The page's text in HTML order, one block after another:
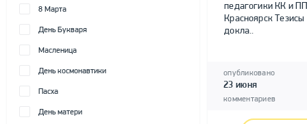
8 Марта
День Букваря
Масленица
День космонавтики
Пасха
День матери
педагогики КК и
Красноярск Тезисы
докла..
опубликовано
23 июня
комментариев